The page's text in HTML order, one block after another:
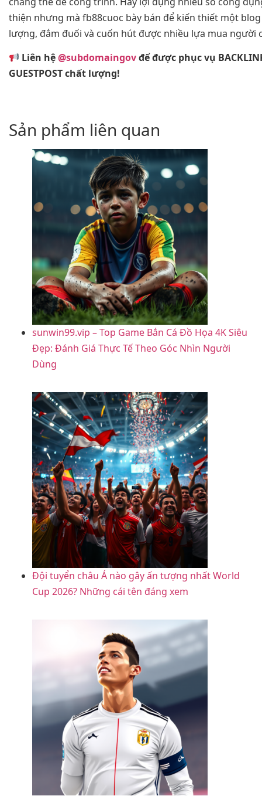
thiện nhưng mà fb88cuoc bày bán để kiến thiết một
lượng, đắm đuối và cuốn hút được nhiều lựa mua người
Liên hệ@subdomaingovđể được phục vụ
GUESTPOST chất lượng!
Sản phẩm liên quan
sunwin99.vip – Top Game Bắn Cá Đồ Họa 4K Siêu
Đẹp: Đánh Giá Thực Tế Theo Góc Nhìn Người
Dùng
Đội tuyển châu Á nào gây ấn tượng nhất World
Cup 2026? Những cái tên đáng xem